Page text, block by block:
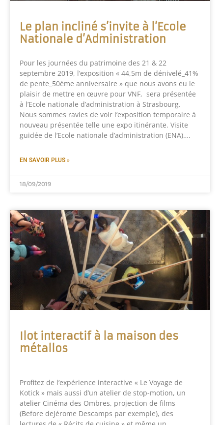
Le plan incliné s’invite à l’Ecole
Nationale d’Administration
Pour les journées du patrimoine des 21 & 22
septembre 2019, l’exposition « 44,5m de dénivelé_41%
de pente_50ème anniversaire » que nous avons eu le
plaisir de mettre en œuvre pour VNF, sera présentée
à l’Ecole nationale d’administration à Strasbourg.
Nous sommes ravies de voir l’exposition temporaire à
nouveau présentée telle une expo itinérante. Visite
guidée de l’Ecole nationale d’administration (ENA)….
EN SAVOIR PLUS »
18/09/2019
Ilot interactif à la maison des
métallos
Profitez de l’expérience interactive « Le Voyage de
Kotick » mais aussi d’un atelier de stop-motion, un
atelier Cinéma des Ombres, projection de films
(Before deJérome Descamps par exemple), des